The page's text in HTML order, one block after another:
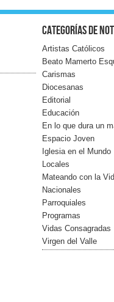
Categorías de
Artistas Católicos
Beato Mamerto
Carismas
Diocesanas
Editorial
Educación
En lo que dura un
Espacio Joven
Iglesia en el Mundo
Locales
Mateando con la
Nacionales
Parroquiales
Programas
Vidas Consagradas
Virgen del Valle